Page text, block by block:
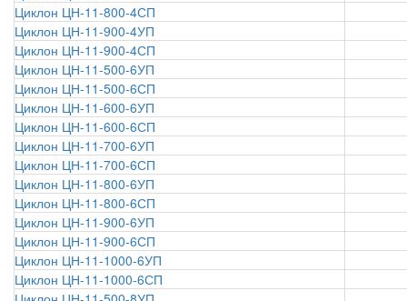
Циклон ЦН-11-800-4СП
Циклон ЦН-11-900-4УП
Циклон ЦН-11-900-4СП
Циклон ЦН-11-500-6УП
Циклон ЦН-11-500-6СП
Циклон ЦН-11-600-6УП
Циклон ЦН-11-600-6СП
Циклон ЦН-11-700-6УП
Циклон ЦН-11-700-6СП
Циклон ЦН-11-800-6УП
Циклон ЦН-11-800-6СП
Циклон ЦН-11-900-6УП
Циклон ЦН-11-900-6СП
Циклон ЦН-11-1000-6УП
Циклон ЦН-11-1000-6СП